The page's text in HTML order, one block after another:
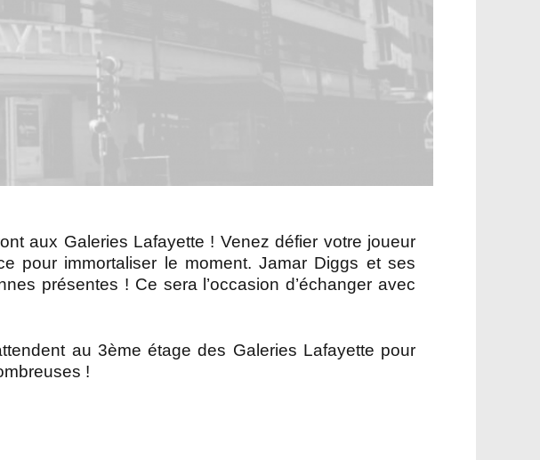
aux Galeries Lafayette ! Venez défier votre joueur
pour immortaliser le moment. Jamar Diggs et ses
présentes ! Ce sera l’occasion d’échanger avec
au 3ème étage des Galeries Lafayette pour
!